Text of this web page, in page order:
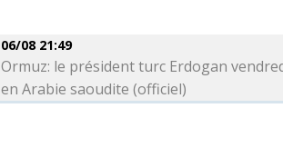
06/08 21:49
Ormuz: le président turc Erdogan
en Arabie saoudite (officiel)